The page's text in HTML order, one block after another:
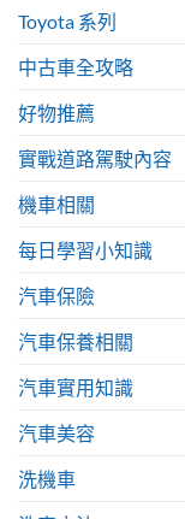
Toyota 系列
中古車全攻略
好物推薦
實戰道路駕駛內容
機車相關
每日學習小知識
汽車保險
汽車保養相關
汽車實用知識
汽車美容
洗機車